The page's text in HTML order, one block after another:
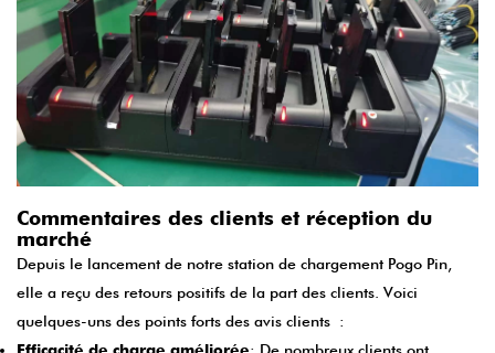
Commentaires des clients et réception du
marché
Depuis le lancement de notre station de chargement Pogo Pin,
elle a reçu des retours positifs de la part des clients. Voici
quelques-uns des points forts des avis clients :